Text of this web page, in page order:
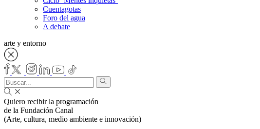
Cuentagotas
Foro del agua
A debate
arte y entorno
Quiero recibir la programación
de la Fundación Canal
(Arte, cultura, medio ambiente e innovación)